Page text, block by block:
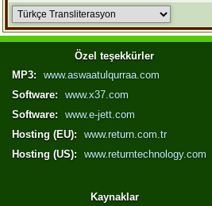
Özel teşekkürler
MP3:
www.aswaatulqurraa.com
Software:
www.x37.com
Software:
www.e-jett.com
Hosting (EU):
www.return.com.tr
Hosting (US):
www.returntechnology.com
Kaynaklar